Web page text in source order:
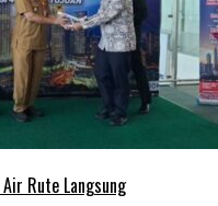
Rute Langsung